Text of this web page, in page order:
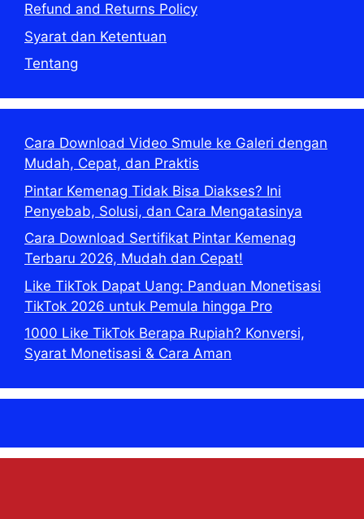
Refund and Returns Policy
Syarat dan Ketentuan
Tentang
Cara Download Video Smule ke Galeri dengan
Mudah, Cepat, dan Praktis
Pintar Kemenag Tidak Bisa Diakses? Ini
Penyebab, Solusi, dan Cara Mengatasinya
Cara Download Sertifikat Pintar Kemenag
Terbaru 2026, Mudah dan Cepat!
Like TikTok Dapat Uang: Panduan Monetisasi
TikTok 2026 untuk Pemula hingga Pro
1000 Like TikTok Berapa Rupiah? Konversi,
Syarat Monetisasi & Cara Aman